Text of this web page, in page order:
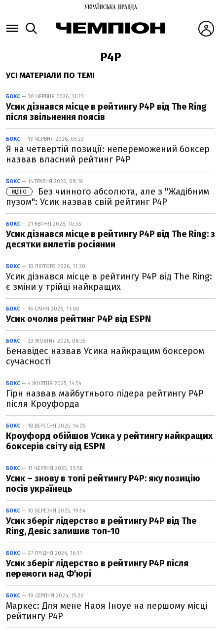
P4P
УСІ МАТЕРІАЛИ ПО ТЕМІ
БОКС — 30 ЧЕРВНЯ 2026, 11:23
Усик дізнався місце в рейтингу P4P від The Ring
після звільнення поясів
БОКС — 13 ЧЕРВНЯ 2026, 05:23
Я на четвертій позиції: непереможений боксер
назвав власний рейтинг P4P
БОКС — 14 ТРАВНЯ 2026, 09:16
ВІДЕО
Без чинного абсолюта, але з "Жадібним
пузом": Усик назвав свій рейтинг P4P
БОКС — 21 КВІТНЯ 2026, 10:35
Усик дізнався місце в рейтингу P4P від The Ring: з
десятки вилетів росіянин
БОКС — 10 ЛЮТОГО 2026, 11:30
Усик дізнався місце в рейтингу P4P від The Ring:
є зміни у трійці найкращих
БОКС — 16 СІЧНЯ 2026, 11:00
Усик очолив рейтинг P4P від ESPN
БОКС — 23 ЖОВТНЯ 2025, 08:35
Бенавідес назвав Усика найкращим боксером
сучасності
БОКС — 4 ЖОВТНЯ 2025, 14:54
Гірн назвав майбутнього лідера рейтингу P4P
після Кроуфорда
БОКС — 18 ВЕРЕСНЯ 2025, 14:05
Кроуфорд обійшов Усика у рейтингу найкращих
боксерів світу від ESPN
БОКС — 11 ЧЕРВНЯ 2025, 23:58
Усик – знову в топі рейтингу P4P: яку позицію
посів українець
БОКС — 10 БЕРЕЗНЯ 2025, 19:54
Усик зберіг лідерство в рейтингу P4P від The
Ring, Девіс залишив топ-10
БОКС — 27 ГРУДНЯ 2024, 16:11
Усик зберіг лідерство в рейтингу P4P після
перемоги над Ф'юрі
БОКС — 19 СЕРПНЯ 2024, 15:26
Маркес: Для мене Наоя Іноуе на першому місці
рейтингу P4P